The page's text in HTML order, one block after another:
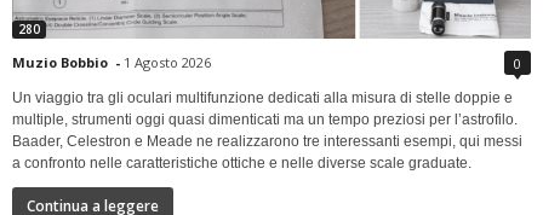
280
Muzio Bobbio - 1 Agosto 2026 0
Un viaggio tra gli oculari multifunzione dedicati alla misura di stelle doppie e
multiple, strumenti oggi quasi dimenticati ma un tempo preziosi per l’astrofilo.
Baader, Celestron e Meade ne realizzarono tre interessanti esempi, qui messi
a confronto nelle caratteristiche ottiche e nelle diverse scale graduate.
Continua a leggere